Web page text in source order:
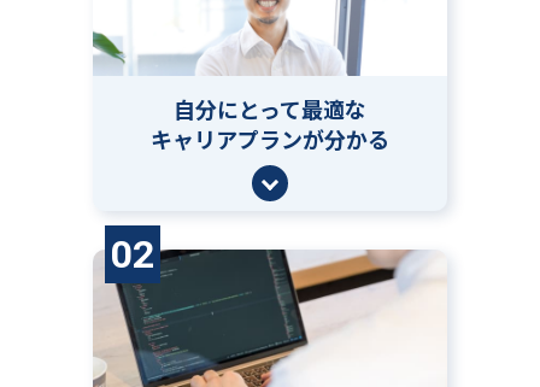
自分にとって最適な
キャリアプランが分かる
02